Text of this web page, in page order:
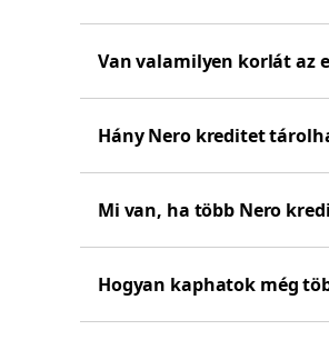
Van valamilyen korlát az
Hány Nero kreditet
Mi van, ha több Nero
Hogyan kaphatok még